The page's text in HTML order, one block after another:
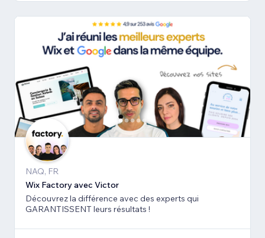
NAQ, FR
Wix Factory avec Victor
Découvrez la différence avec des experts qui
GARANTISSENT leurs résultats !